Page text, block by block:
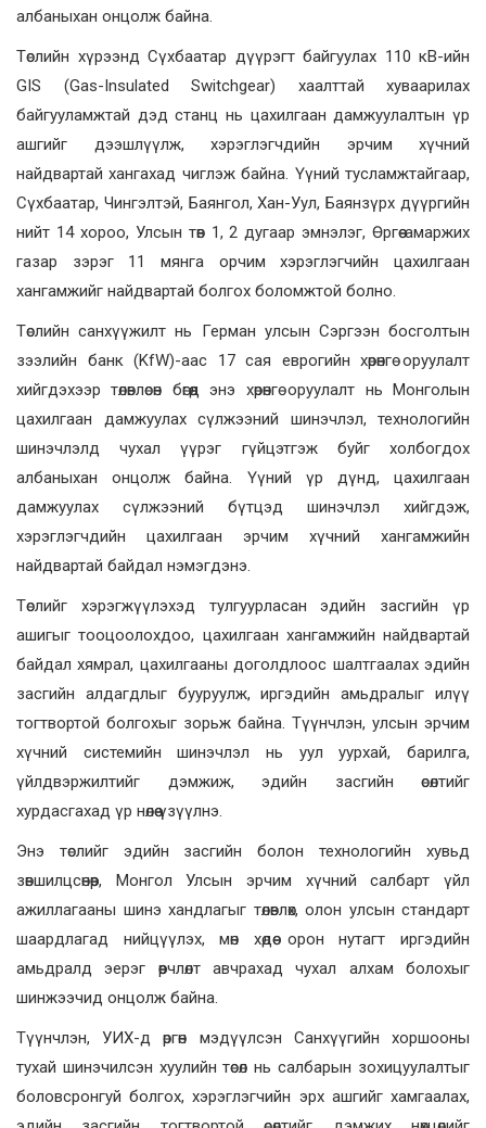
албаныхан онцолж байна.
Төслийн хүрээнд Сүхбаатар дүүрэгт байгуулах 110 кВ-ийн
GIS (Gas-Insulated Switchgear) хаалттай хуваарилах
байгууламжтай дэд станц нь цахилгаан дамжуулалтын үр
ашгийг дээшлүүлж, хэрэглэгчдийн эрчим хүчний
найдвартай хангахад чиглэж байна. Үүний тусламжтайгаар,
Сүхбаатар, Чингэлтэй, Баянгол, Хан-Уул, Баянзүрх дүүргийн
нийт 14 хороо, Улсын төв 1, 2 дугаар эмнэлэг, Өргөө амаржих
газар зэрэг 11 мянга орчим хэрэглэгчийн цахилгаан
хангамжийг найдвартай болгох боломжтой болно.
Төслийн санхүүжилт нь Герман улсын Сэргээн босголтын
зээлийн банк (KfW)-аас 17 сая еврогийн хөрөнгө оруулалт
хийгдэхээр төлөвлөсөн бөгөөд энэ хөрөнгө оруулалт нь Монголын
цахилгаан дамжуулах сүлжээний шинэчлэл, технологийн
шинэчлэлд чухал үүрэг гүйцэтгэж буйг холбогдох
албаныхан онцолж байна. Үүний үр дүнд, цахилгаан
дамжуулах сүлжээний бүтцэд шинэчлэл хийгдэж,
хэрэглэгчдийн цахилгаан эрчим хүчний хангамжийн
найдвартай байдал нэмэгдэнэ.
Төслийг хэрэгжүүлэхэд тулгуурласан эдийн засгийн үр
ашигыг тооцоолохдоо, цахилгаан хангамжийн найдвартай
байдал хямрал, цахилгааны доголдлоос шалтгаалах эдийн
засгийн алдагдлыг бууруулж, иргэдийн амьдралыг илүү
тогтвортой болгохыг зорьж байна. Түүнчлэн, улсын эрчим
хүчний системийн шинэчлэл нь уул уурхай, барилга,
үйлдвэржилтийг дэмжиж, эдийн засгийн өсөлтийг
хурдасгахад үр нөлөө үзүүлнэ.
Энэ төслийг эдийн засгийн болон технологийн хувьд
зөвшилцсөнөөр, Монгол Улсын эрчим хүчний салбарт үйл
ажиллагааны шинэ хандлагыг төлөвлөх, олон улсын стандарт
шаардлагад нийцүүлэх, мөн хөдөө орон нутагт иргэдийн
амьдралд эерэг өөрчлөлт авчрахад чухал алхам болохыг
шинжээчид онцолж байна.
Түүнчлэн, УИХ-д өргөн мэдүүлсэн Санхүүгийн хоршооны
тухай шинэчилсэн хуулийн төсөл нь салбарын зохицуулалтыг
боловсронгуй болгох, хэрэглэгчийн эрх ашгийг хамгаалах,